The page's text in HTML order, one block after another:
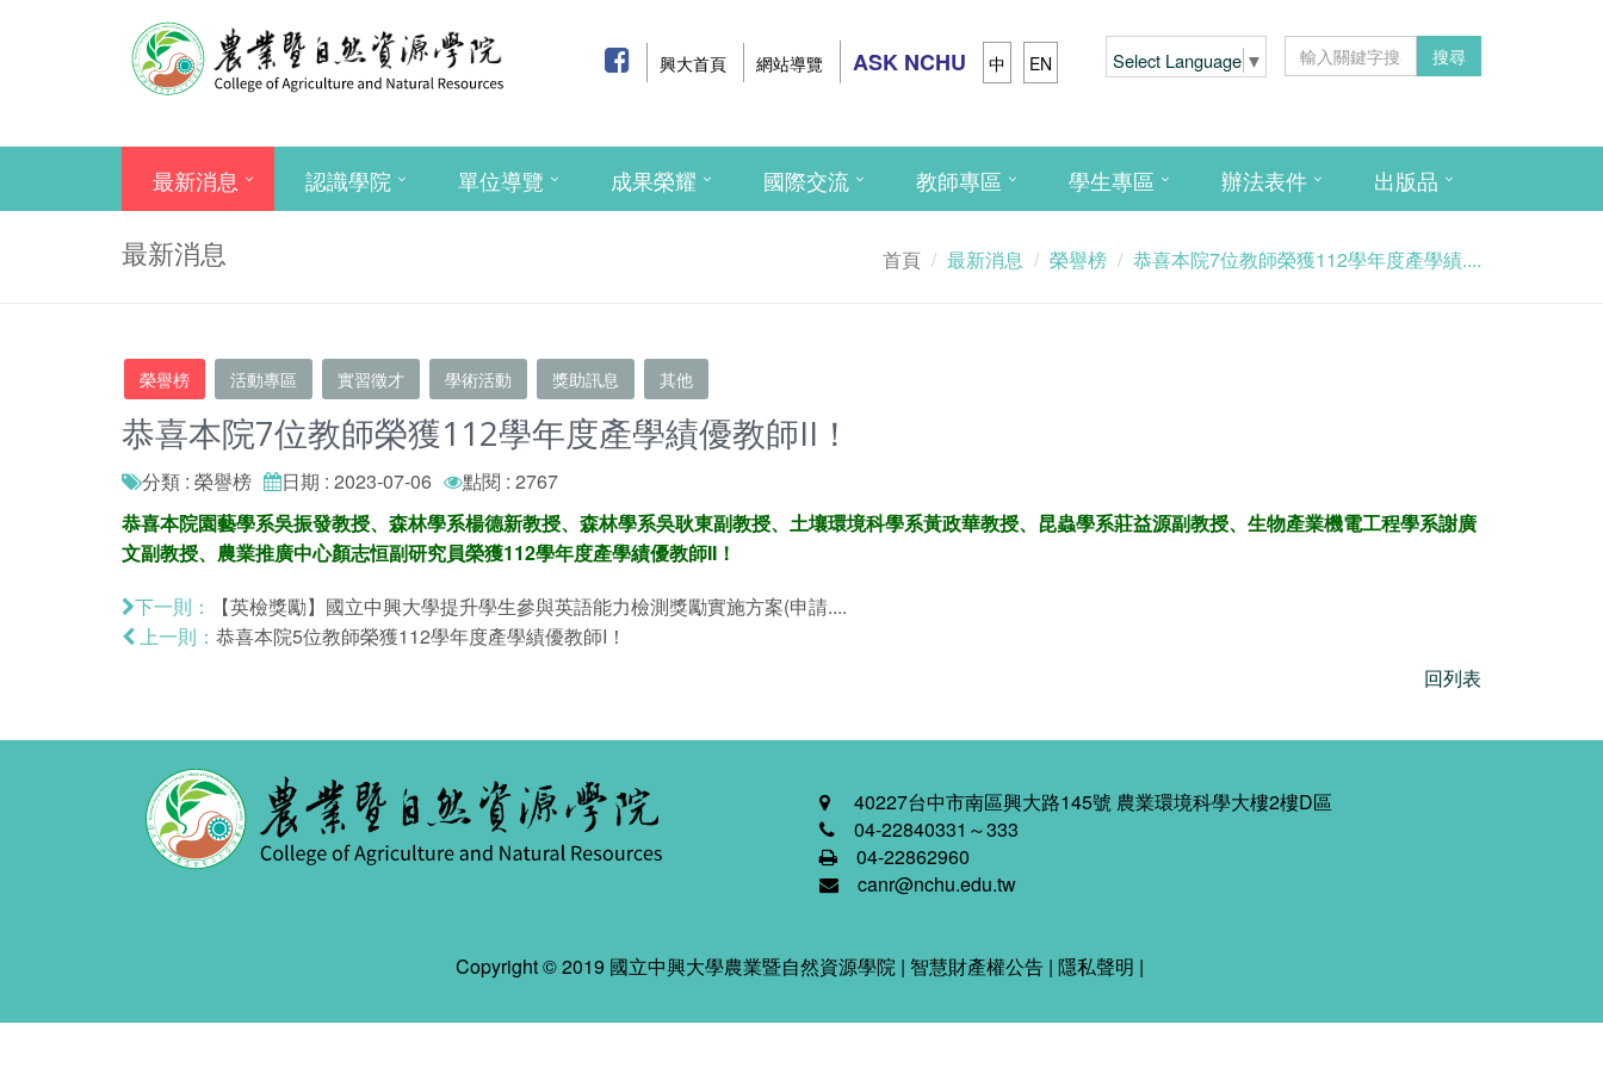
興大首頁 網站導覽 ASK NCHU 中 EN Select Language ▼ 搜尋
最新消息 認識學院 單位導覽 成果榮耀 國際交流 教師專區 學生專區 辦法表件 出版品
最新消息 首頁 最新消息 榮譽榜 恭喜本院7位教師榮獲112學年度產學績....
榮譽榜 活動專區 實習徵才 學術活動 獎助訊息 其他
恭喜本院7位教師榮獲112學年度產學績優教師II！
分類 : 榮譽榜 日期 : 2023-07-06
點閱 : 2767
恭喜本院園藝學系吳振發教授、森林學系楊德新教授、森林學系吳耿東副教授、土壤環境科學系黃政華教授、昆蟲學系莊益源副教授、生物產業機電工程學系謝廣
文副教授、農業推廣中心顏志恒副研究員榮獲112學年度產學績優教師II！
下一則： 【英檢獎勵】國立中興大學提升學生參與英語能力檢測獎勵實施方案(申請....
上一則： 恭喜本院5位教師榮獲112學年度產學績優教師I！
回列表
40227台中市南區興大路145號 農業環境科學大樓2樓D區
04-22840331～333
04-22862960
canr@nchu.edu.tw
Copyright © 2019 國立中興大學農業暨自然資源學院 | 智慧財產權公告| 隱私聲明 |